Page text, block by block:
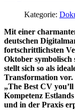
Kategorie:
Mit einer
deutschen
fortschrittlichsten
Oktober symbolisch
stellt sich so als
Transformation vor.
„The Best CV
Kompetenz
und in der Praxis